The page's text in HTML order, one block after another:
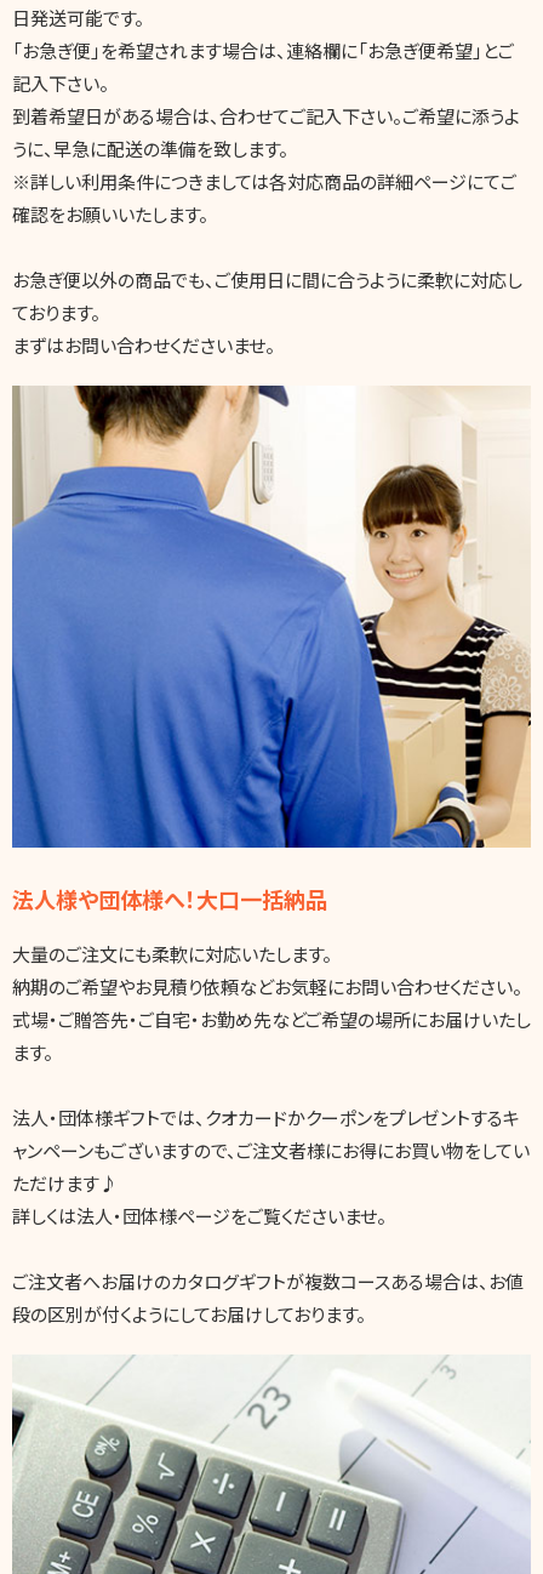
日発送可能です。
「お急ぎ便」を希望されます場合は、連絡欄に「お急ぎ便希望」とご
記入下さい。
到着希望日がある場合は、合わせてご記入下さい。ご希望に添うよ
うに、早急に配送の準備を致します。
※詳しい利用条件につきましては各対応商品の詳細ページにてご
確認をお願いいたします。
お急ぎ便以外の商品でも、ご使用日に間に合うように柔軟に対応し
ております。
まずはお問い合わせくださいませ。
法人様や団体様へ！大口一括納品
大量のご注文にも柔軟に対応いたします。
納期のご希望やお見積り依頼などお気軽にお問い合わせください。
式場・ご贈答先・ご自宅・お勤め先などご希望の場所にお届けいたし
ます。
法人・団体様ギフトでは、クオカードかクーポンをプレゼントするキ
ャンペーンもございますので、ご注文者様にお得にお買い物をしてい
ただけます♪
詳しくは法人・団体様ページをご覧くださいませ。
ご注文者へお届けのカタログギフトが複数コースある場合は、お値
段の区別が付くようにしてお届けしております。